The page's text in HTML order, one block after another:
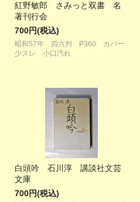
紅野敏郎 さみっと双書 名
著刊行会
700円(税込)
昭和57年 四六判 P360 カバー
少スレ 小口汚れ
白頭吟 石川淳 講談社文芸
文庫
700円(税込)